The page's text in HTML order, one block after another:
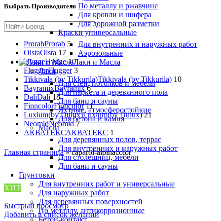
По металлу и ржавчине
Для кровли и шифера
Для дорожной разметки
Краски универсальные
Для внутренних и наружных работ
Аэрозольные
Лаки и Масла
Лаки
Для стен, потолков и мебели
Для паркета и деревянного пола
Для бани и сауны
Яхтные, атмосферостойкие
Для бетона и камня
Масла
Для деревянных полов, террас
Для внутренних и наружных работ
Для столешниц, мебели
Для бани и сауны
Грунтовки
Для внутренних работ и универсальные
Для наружных работ
Для деревянных поверхностей
По металлу, антикоррозионные
Бетон-контакт
Выбрать Производителя
ProrabProrab 5
OlstaOlsta 17
HyggeHygge 10
FluggerFlugger 3
Tikkivala (by Tikkurila)Tikkivala (by Tikkurila) 10
BayramixBayramix 6
DaliDali 18
FinncolorFinncolor 11
Luxium(by Dulux)Luxium(by Dulux) 21
NeomidNeomid 7
АКВАТЕКСАКВАТЕКС 1
Главная страница»caparol-alpinacolor
ХИТ
Быстрый просмотр
Добавить в список желаний